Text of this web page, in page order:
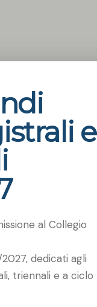
0+
e
al Collegio
dedicati agli
triennali e a ciclo